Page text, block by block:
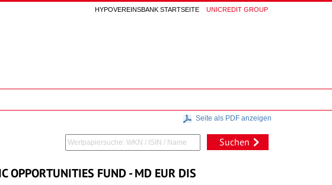
HYPOVEREINSBANK STARTSEITE UNICREDIT GROUP
Seite als PDF anzeigen
Suchen
OPPORTUNITIES FUND - MD EUR DIS